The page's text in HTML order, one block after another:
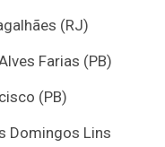
(RJ)
Farias (PB)
(PB)
Domingos Lins